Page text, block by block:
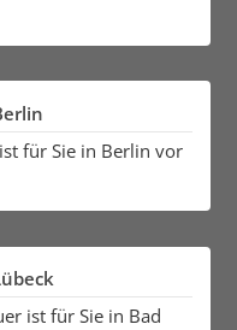
für Sie in Berlin vor
ist für Sie in Bad